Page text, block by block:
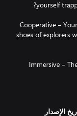
Cooperative –
shoes of explorers
Immersive –
and your
الإصدار